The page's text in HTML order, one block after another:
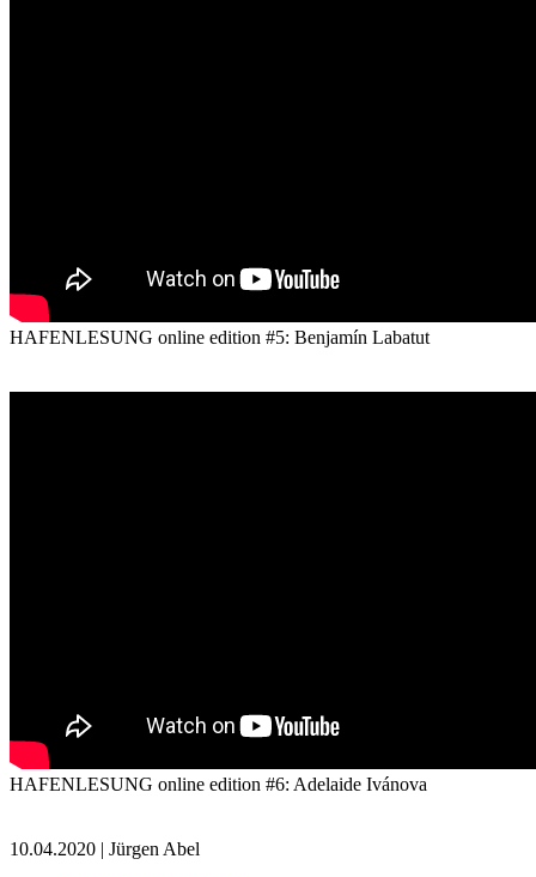
HAFENLESUNG online edition #5: Benjamín Labatut
HAFENLESUNG online edition #6: Adelaide Ivánova
10.04.2020 | Jürgen Abel